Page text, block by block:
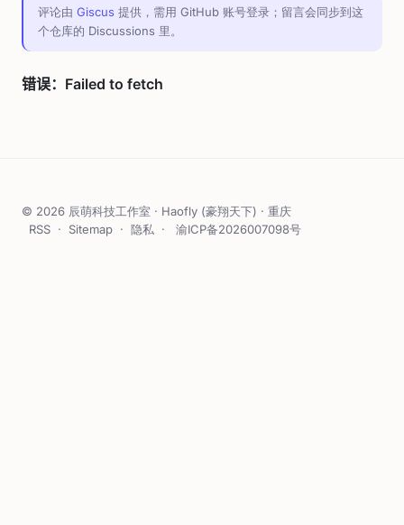
评论由 Giscus 提供，需用 GitHub 账号登录；留言会同步到这
个仓库的 Discussions 里。
© 2026 辰萌科技工作室 · Haofly (豪翔天下) · 重庆
RSS · Sitemap · 隐私 · 渝ICP备2026007098号